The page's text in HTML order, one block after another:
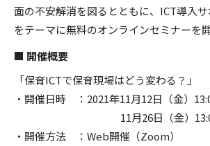
面の不安解消を図るとともに、ICT導入
をテーマに無料のオンラインセミナーを
■ 開催概要
「保育ICTで保育現場はどう変わる？」
・開催日時 ：2021年11月12日（金）
11月26日（金）
・開催方法 ：Web開催（Zoom）